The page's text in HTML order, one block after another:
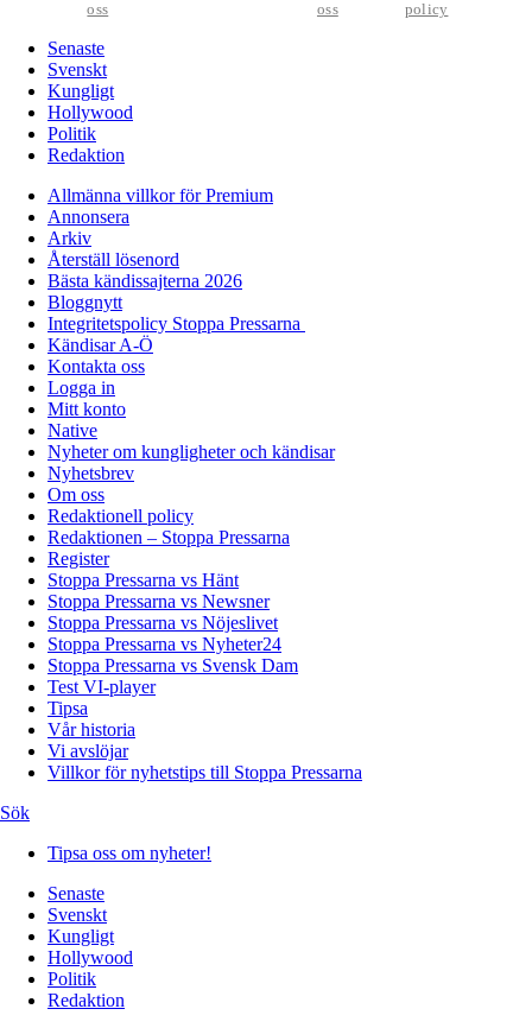
oss
oss
policy
Senaste
Svenskt
Kungligt
Hollywood
Politik
Redaktion
Allmänna villkor för Premium
Annonsera
Arkiv
Återställ lösenord
Bästa kändissajterna 2026
Bloggnytt
Integritetspolicy Stoppa Pressarna
Kändisar A-Ö
Kontakta oss
Logga in
Mitt konto
Native
Nyheter om kungligheter och kändisar
Nyhetsbrev
Om oss
Redaktionell policy
Redaktionen – Stoppa Pressarna
Register
Stoppa Pressarna vs Hänt
Stoppa Pressarna vs Newsner
Stoppa Pressarna vs Nöjeslivet
Stoppa Pressarna vs Nyheter24
Stoppa Pressarna vs Svensk Dam
Test VI-player
Tipsa
Vår historia
Vi avslöjar
Villkor för nyhetstips till Stoppa Pressarna
Sök
Tipsa oss om nyheter!
Senaste
Svenskt
Kungligt
Hollywood
Politik
Redaktion